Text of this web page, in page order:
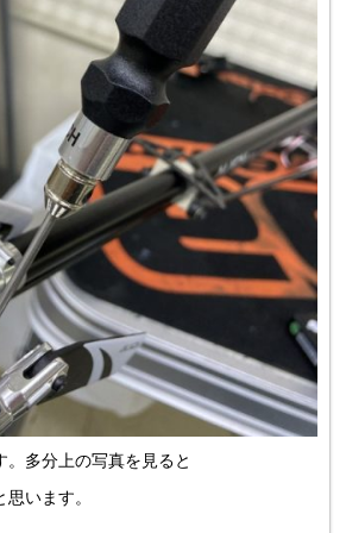
。多分上の写真を見ると
います。